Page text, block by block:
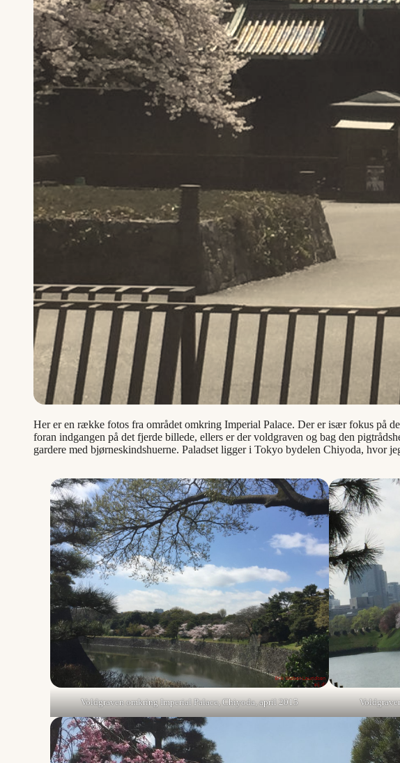
Her er en række fotos fra området omkring Imperial Palace. Der er især fokus på
foran indgangen på det fjerde billede, ellers er der voldgraven og bag den
gardere med bjørneskindshuerne. Paladset ligger i Tokyo bydelen Chiyoda, hvor
Voldgraven omkring Imperial Palace, Chiyoda, april 2015